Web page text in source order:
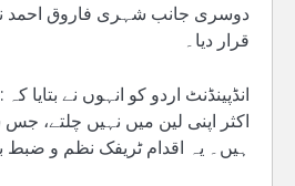
دوسری جانب شہری فاروق احمد
قرار دیا۔
انڈپینڈنٹ اردو کو انہوں نے بتایا
اکثر اپنی لین میں نہیں چلتے،
ہیں۔ یہ اقدام ٹریفک نظم و ضبط